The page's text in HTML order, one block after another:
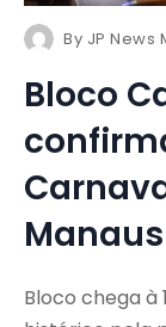
By JP News
Bloco
Manaus
Bloco chega à